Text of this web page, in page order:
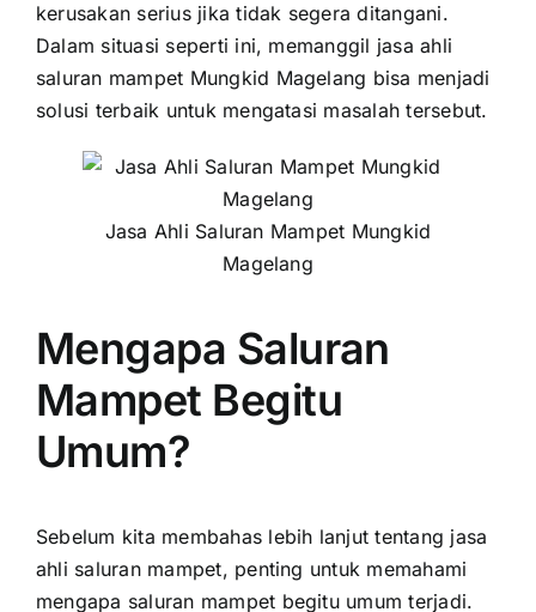
kerusakan serius jika tidak segera ditangani.
Dalam situasi seperti ini, memanggil jasa ahli
saluran mampet Mungkid Magelang bisa menjadi
solusi terbaik untuk mengatasi masalah tersebut.
Jasa Ahli Saluran Mampet Mungkid
Magelang
Mengapa Saluran
Mampet Begitu
Umum?
Sebelum kita membahas lebih lanjut tentang jasa
ahli saluran mampet, penting untuk memahami
mengapa saluran mampet begitu umum terjadi.